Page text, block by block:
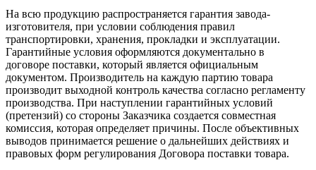
На всю продукцию распространяется гарантия завода-
изготовителя, при условии соблюдения правил
транспортировки, хранения, прокладки и эксплуатации.
Гарантийные условия оформляются документально в
договоре поставки, который является официальным
документом. Производитель на каждую партию товара
производит выходной контроль качества согласно регламенту
производства. При наступлении гарантийных условий
(претензий) со стороны Заказчика создается совместная
комиссия, которая определяет причины. После объективных
выводов принимается решение о дальнейших действиях и
правовых форм регулирования Договора поставки товара.